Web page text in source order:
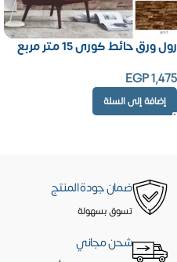
رول ورق حائط كورى 15 متر مربع
EGP1,475
إضافة إلى السلة
ضمان جودة المنتج
تسوق بسهولة
شحن مجاني